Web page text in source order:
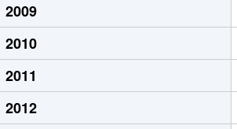
2009
2010
2011
2012